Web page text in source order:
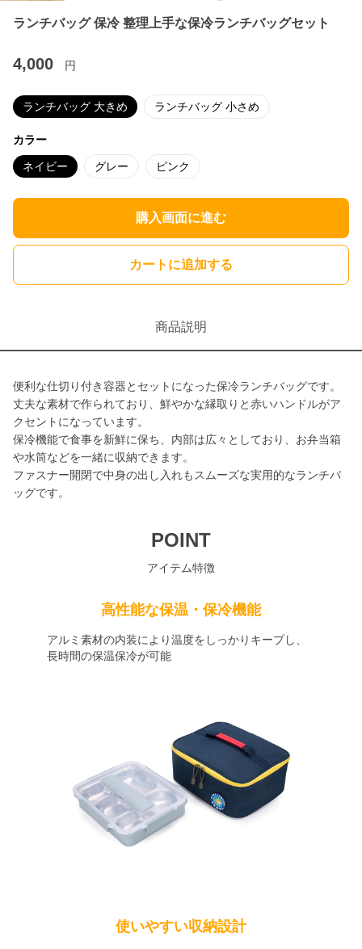
ランチバッグ 保冷 整理上手な保冷ランチバッグセット
4,000 円
ランチバッグ 大きめ ランチバッグ 小さめ
カラー
ネイビー グレー ピンク
購入画面に進む
カートに追加する
商品説明
便利な仕切り付き容器とセットになった保冷ランチバッグです。
丈夫な素材で作られており、鮮やかな縁取りと赤いハンドルがア
クセントになっています。
保冷機能で食事を新鮮に保ち、内部は広々としており、お弁当箱
や水筒などを一緒に収納できます。
ファスナー開閉で中身の出し入れもスムーズな実用的なランチバ
ッグです。
POINT
アイテム特徴
高性能な保温・保冷機能
アルミ素材の内装により温度をしっかりキープし、
長時間の保温保冷が可能
使いやすい収納設計